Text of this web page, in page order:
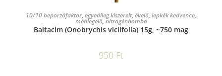
KOSÁRBA TESZEM
10/10 beporzófaktor, egyedileg kiszerelt, évelő, lepkék kedvence,
méhlegelő, nitrogénbomba
Baltacim (Onobrychis viciifolia) 15g, ~750 mag
950 Ft